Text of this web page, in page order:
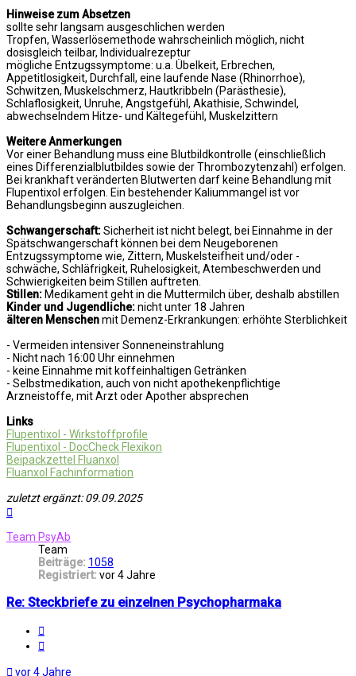
Hinweise zum Absetzen
sollte sehr langsam ausgeschlichen werden
Tropfen, Wasserlösemethode wahrscheinlich möglich, nicht
dosisgleich teilbar, Individualrezeptur
mögliche Entzugssymptome: u.a. Übelkeit, Erbrechen,
Appetitlosigkeit, Durchfall, eine laufende Nase (Rhinorrhoe),
Schwitzen, Muskelschmerz, Hautkribbeln (Parästhesie),
Schlaflosigkeit, Unruhe, Angstgefühl, Akathisie, Schwindel,
abwechselndem Hitze- und Kältegefühl, Muskelzittern
Weitere Anmerkungen
Vor einer Behandlung muss eine Blutbildkontrolle (einschließlich
eines Differenzialblutbildes sowie der Thrombozytenzahl) erfolgen.
Bei krankhaft veränderten Blutwerten darf keine Behandlung mit
Flupentixol erfolgen. Ein bestehender Kaliummangel ist vor
Behandlungsbeginn auszugleichen.
Schwangerschaft:Sicherheit ist nicht belegt, bei Einnahme in der
Spätschwangerschaft können bei dem Neugeborenen
Entzugssymptome wie, Zittern, Muskelsteifheit und/oder -
schwäche, Schläfrigkeit, Ruhelosigkeit, Atembeschwerden und
Schwierigkeiten beim Stillen auftreten.
Stillen: Medikament geht in die Muttermilch über, deshalb abstillen
Kinder und Jugendliche:nicht unter 18 Jahren
älteren Menschenmit Demenz-Erkrankungen: erhöhte Sterblichkeit
- Vermeiden intensiver Sonneneinstrahlung
- Nicht nach 16:00 Uhr einnehmen
- keine Einnahme mit koffeinhaltigen Getränken
- Selbstmedikation, auch von nicht apothekenpflichtige
Arzneistoffe, mit Arzt oder Apother absprechen
Links
Flupentixol - Wirkstoffprofile
Flupentixol - DocCheck Flexikon
Beipackzettel Fluanxol
Fluanxol Fachinformation
zuletzt ergänzt: 09.09.2025
Team PsyAb
Team
Beiträge: 1058
Registriert: vor 4 Jahre
Re: Steckbriefe zu einzelnen Psychopharmaka
vor 4 Jahre